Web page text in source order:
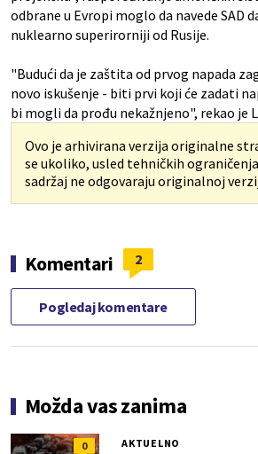
odbrane u Evropi moglo da navede SAD
nuklearno superirorniji od Rusije.
"Budući da je zaštita od prvog napada
novo iskušenje - biti prvi koji će zadati
bi mogli da prođu nekažnjeno", rekao je
Ovo je arhivirana verzija originalne
se ukoliko, usled tehničkih
sadržaj ne odgovaraju originalnoj
Komentari 2
Pogledaj komentare
Možda vas zanima
0 AKTUELNO